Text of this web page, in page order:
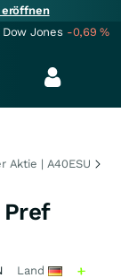
Dow Jones -0,69%
Aktie | A40ESU
Pref
Land